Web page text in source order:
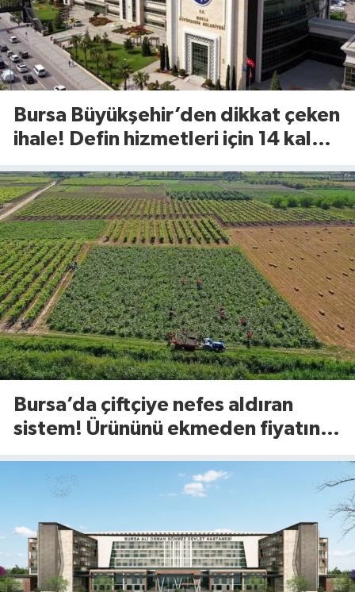
Bursa Büyükşehir’den dikkat çeken
ihale! Defin hizmetleri için 14 kalem
Bursa’da çiftçiye nefes aldıran
sistem! Ürününü ekmeden fiyatını